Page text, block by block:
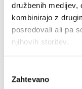
družbenih medijev,
kombinirajo z
posredovali ali pa
njihovih storitev.
soglasja
Zahtevano
- +